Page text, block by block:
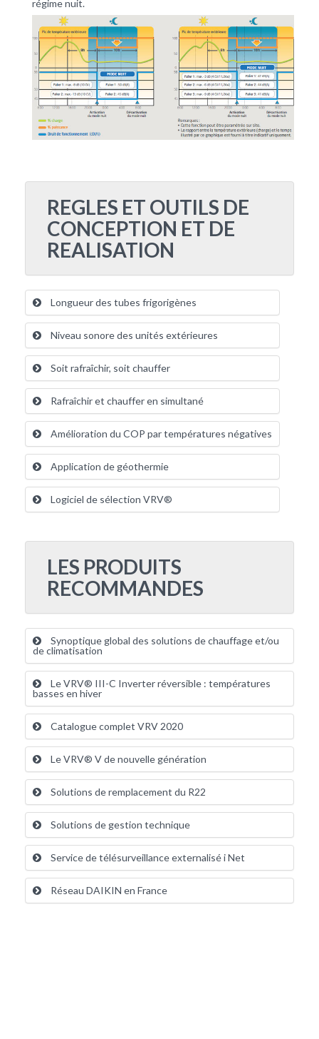
régime nuit.
REGLES ET OUTILS DE
CONCEPTION ET DE
REALISATION
Longueur des tubes frigorigènes
Niveau sonore des unités extérieures
Soit rafraîchir, soit chauffer
Rafraîchir et chauffer en simultané
Amélioration du COP par températures négatives
Application de géothermie
Logiciel de sélection VRV®
LES PRODUITS
RECOMMANDES
Synoptique global des solutions de chauffage et/ou
de climatisation
Le VRV® III-C Inverter réversible : températures
basses en hiver
Catalogue complet VRV 2020
Le VRV® V de nouvelle génération
Solutions de remplacement du R22
Solutions de gestion technique
Service de télésurveillance externalisé i Net
Réseau DAIKIN en France